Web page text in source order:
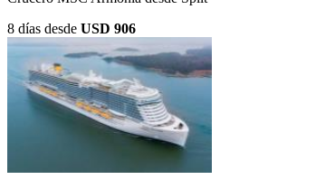
8 días desde USD 906